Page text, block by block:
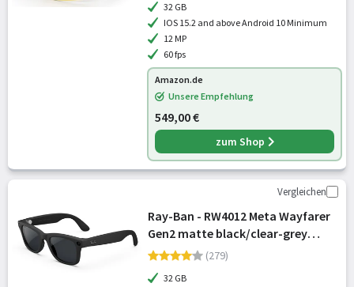
Wasserdicht — Schwarz/Prizm™
24K
32 GB
IOS 15.2 and above Android 10 Minimum
12 MP
60 fps
Amazon.de
Unsere Empfehlung
549,00 €
zum Shop
Vergleichen
Ray-Ban - RW4012 Meta Wayfarer
Gen2 matte black/clear-grey
transitions (RW4012-601S1Z)
(279)
32 GB